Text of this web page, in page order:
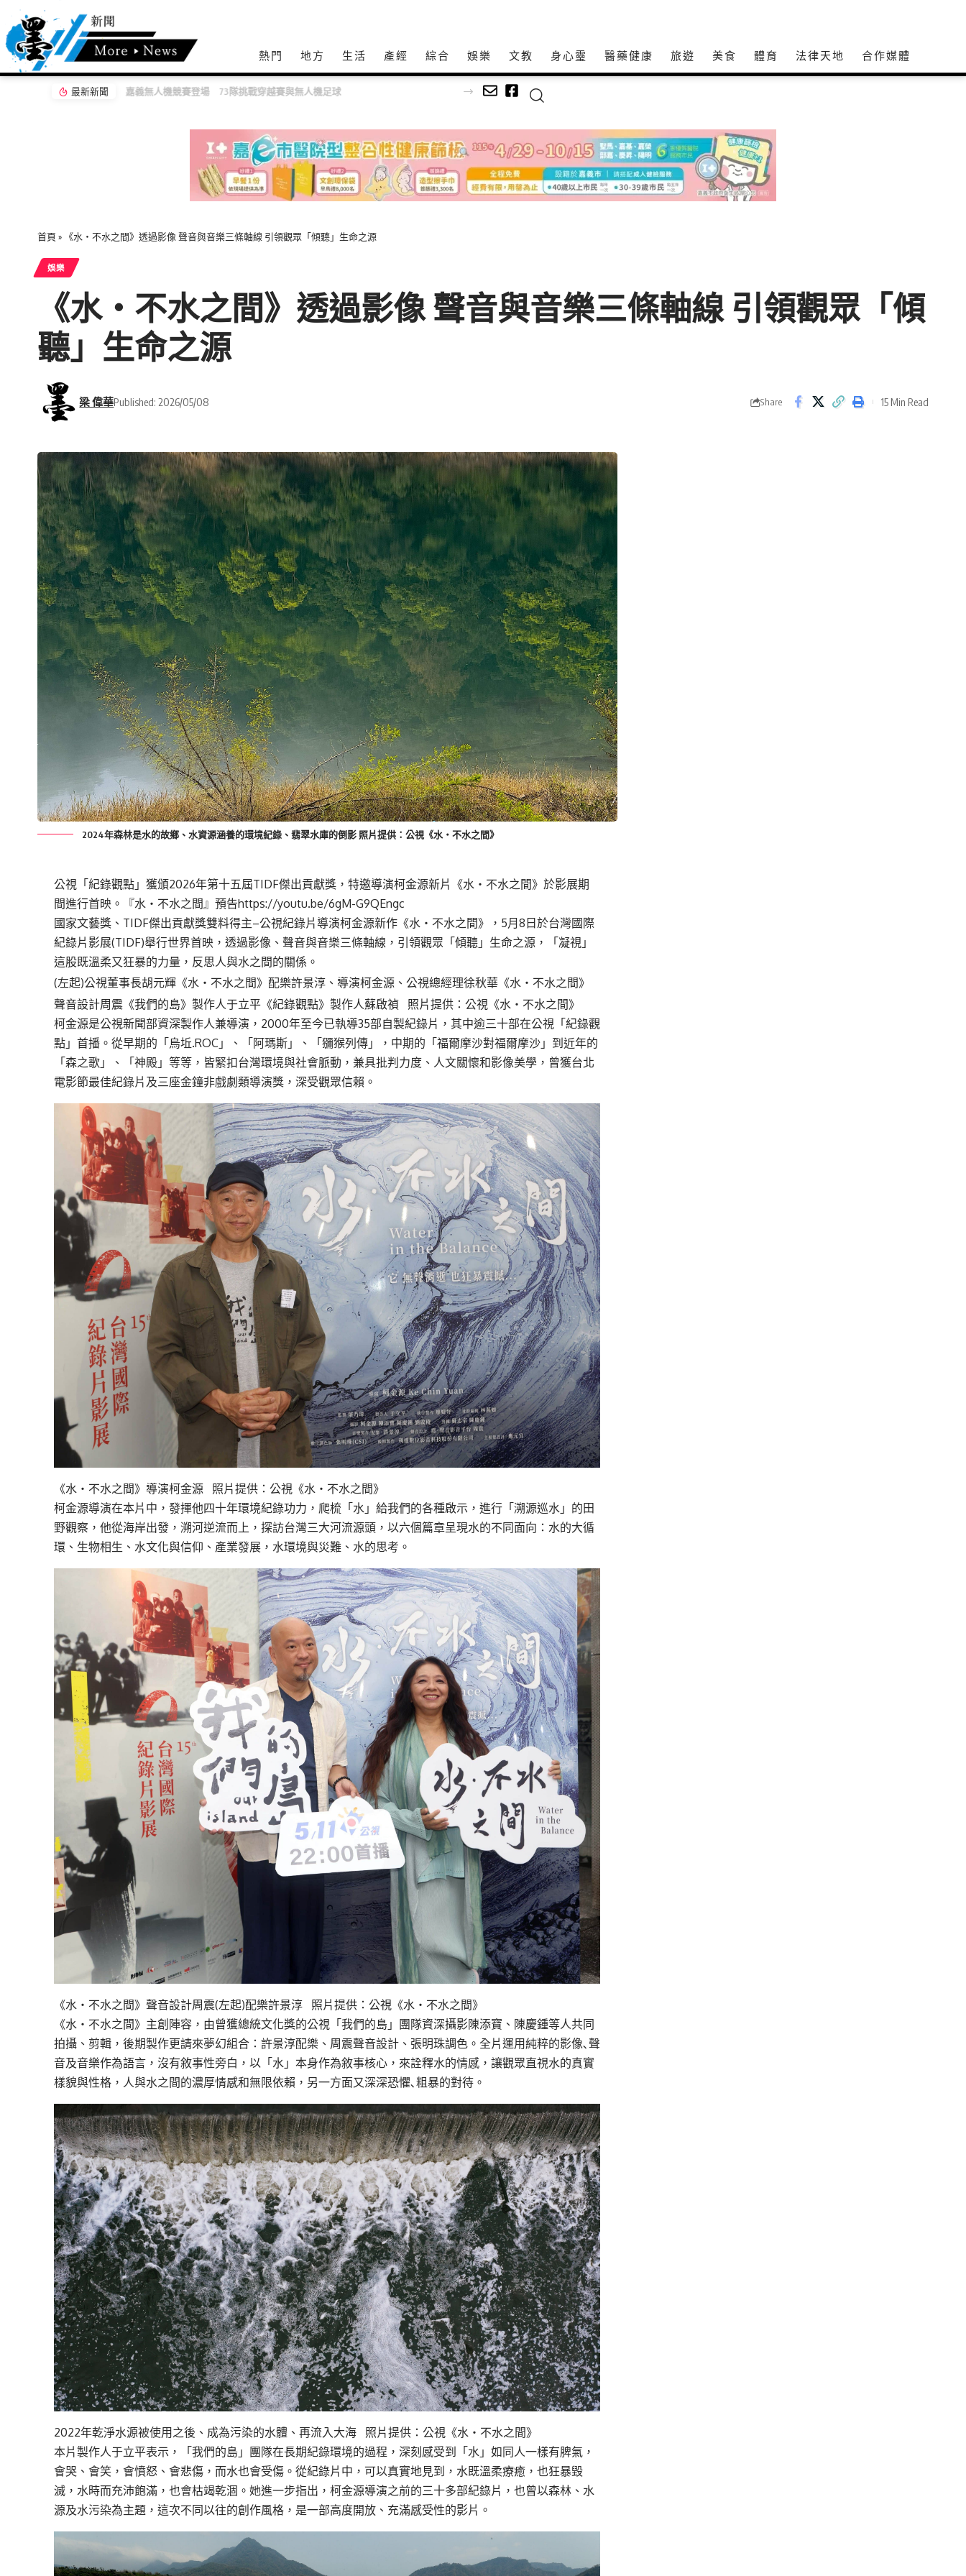
熱門 地方 生活 產經 綜合 娛樂 文教 身心𩆜 醫藥健康 旅遊 美食 體育 法律天地 合作媒體
最新新聞 嘉義無人機競賽登場 73隊挑戰穿越賽與無人機足球
首頁 » 《水・不水之間》透過影像 聲音與音樂三條軸線 引領觀眾「傾聽」生命之源
娛樂
《水・不水之間》透過影像 聲音與音樂三條軸線 引領觀眾「傾
聽」生命之源
梁 偉華Published: 2026/05/08 Share 15 Min Read
2024年森林是水的故鄉、水資源涵養的環境紀錄、翡翠水庫的倒影 照片提供：公視《水‧不水之間》
公視「紀錄觀點」獲頒2026年第十五屆TIDF傑出貢獻獎，特邀導演柯金源新片《水・不水之間》於影展期
間進行首映。『水・不水之間』預告https://youtu.be/6gM-G9QEngc
國家文藝獎、TIDF傑出貢獻獎雙料得主–公視紀錄片導演柯金源新作《水・不水之間》，5月8日於台灣國際
紀錄片影展(TIDF)舉行世界首映，透過影像、聲音與音樂三條軸線，引領觀眾「傾聽」生命之源，「凝視」
這股既溫柔又狂暴的力量，反思人與水之間的關係。
(左起)公視董事長胡元輝《水‧不水之間》配樂許景淳、導演柯金源、公視總經理徐秋華《水‧不水之間》
聲音設計周震《我們的島》製作人于立平《紀錄觀點》製作人蘇啟禎 照片提供：公視《水‧不水之間》
柯金源是公視新聞部資深製作人兼導演，2000年至今已執導35部自製紀錄片，其中逾三十部在公視「紀錄觀
點」首播。從早期的「烏坵.ROC」、「阿瑪斯」、「獼猴列傳」，中期的「福爾摩沙對福爾摩沙」到近年的
「森之歌」、「神殿」等等，皆緊扣台灣環境與社會脈動，兼具批判力度、人文關懷和影像美學，曾獲台北
電影節最佳紀錄片及三座金鐘非戲劇類導演獎，深受觀眾信賴。
《水‧不水之間》導演柯金源 照片提供：公視《水‧不水之間》
柯金源導演在本片中，發揮他四十年環境紀錄功力，爬梳「水」給我們的各種啟示，進行「溯源巡水」的田
野觀察，他從海岸出發，溯河逆流而上，探訪台灣三大河流源頭，以六個篇章呈現水的不同面向：水的大循
環、生物相生、水文化與信仰、產業發展，水環境與災難、水的思考。
《水‧不水之間》聲音設計周震(左起)配樂許景淳 照片提供：公視《水‧不水之間》
《水・不水之間》主創陣容，由曾獲總統文化獎的公視「我們的島」團隊資深攝影陳添寶、陳慶鍾等人共同
拍攝、剪輯，後期製作更請來夢幻組合：許景淳配樂、周震聲音設計、張明珠調色。全片運用純粹的影像､聲
音及音樂作為語言，沒有敘事性旁白，以「水」本身作為敘事核心，來詮釋水的情感，讓觀眾直視水的真實
樣貌與性格，人與水之間的濃厚情感和無限依賴，另一方面又深深恐懼､粗暴的對待。
2022年乾淨水源被使用之後、成為污染的水體、再流入大海 照片提供：公視《水‧不水之間》
本片製作人于立平表示，「我們的島」團隊在長期紀錄環境的過程，深刻感受到「水」如同人一樣有脾氣，
會哭、會笑，會憤怒、會悲傷，而水也會受傷。從紀錄片中，可以真實地見到，水既溫柔療癒，也狂暴毀
滅，水時而充沛飽滿，也會枯竭乾涸。她進一步指出，柯金源導演之前的三十多部紀錄片，也曾以森林、水
源及水污染為主題，這次不同以往的創作風格，是一部高度開放、充滿感受性的影片。